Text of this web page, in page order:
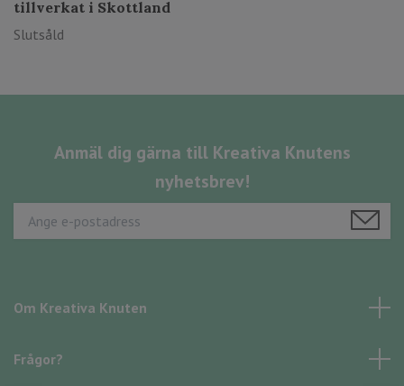
tillverkat i Skottland
Slutsåld
Anmäl dig gärna till Kreativa Knutens
nyhetsbrev!
Om Kreativa Knuten
Frågor?